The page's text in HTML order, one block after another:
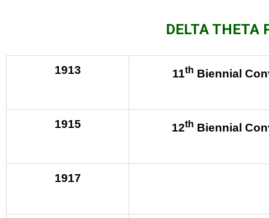
DELTA THETA
1913 11th Biennial
1915 12th Biennial
1917